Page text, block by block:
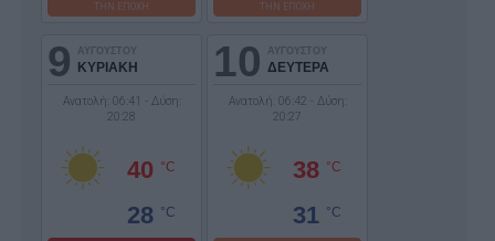
ΤΗΝ ΕΠΟΧΗ
ΤΗΝ ΕΠΟΧΗ
9 ΑΥΓΟΥΣΤΟΥ
ΚΥΡΙΑΚΗ
Ανατολή: 06:41 - Δύση:
20:28
40 °C
28 °C
10 ΑΥΓΟΥΣΤΟΥ
ΔΕΥΤΕΡΑ
Ανατολή: 06:42 - Δύση:
20:27
38 °C
31 °C